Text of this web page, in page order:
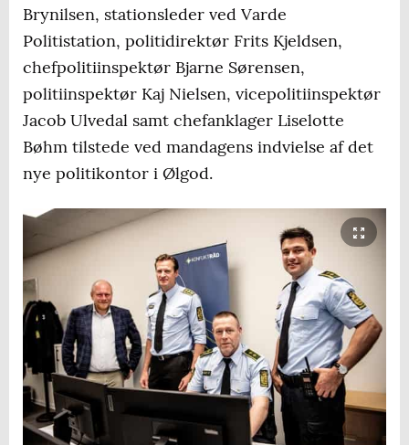
Brynilsen, stationsleder ved Varde
Politistation, politidirektør Frits Kjeldsen,
chefpolitiinspektør Bjarne Sørensen,
politiinspektør Kaj Nielsen, vicepolitiinspektør
Jacob Ulvedal samt chefanklager Liselotte
Bøhm tilstede ved mandagens indvielse af det
nye politikontor i Ølgod.